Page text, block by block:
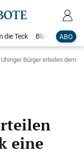
ABO
die Teck Blaulicht
Uhinger Bürger erteilen dem
eine